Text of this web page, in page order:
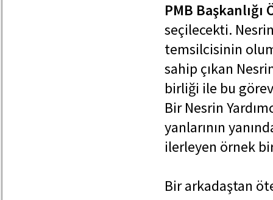
PMB Başkanlığı
seçilecekti.
temsilcisinin
sahip çıkan
birliği ile bu
Bir Nesrin
yanlarının
ilerleyen örnek
Bir arkadaştan